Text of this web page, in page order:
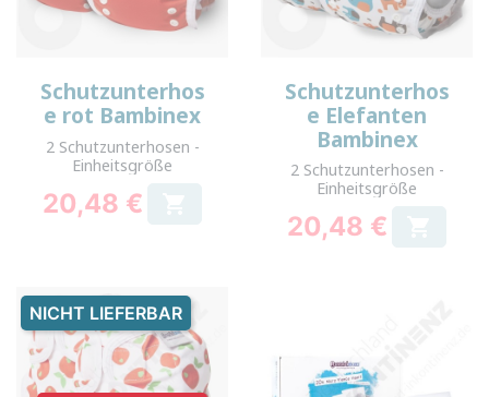
Schutzunterhos
e rot Bambinex
2 Schutzunterhosen -
Einheitsgröße
Preis
20,48 €
Schutzunterhos
e Elefanten
Bambinex
2 Schutzunterhosen -
Einheitsgröße
Preis
20,48 €
NICHT LIEFERBAR